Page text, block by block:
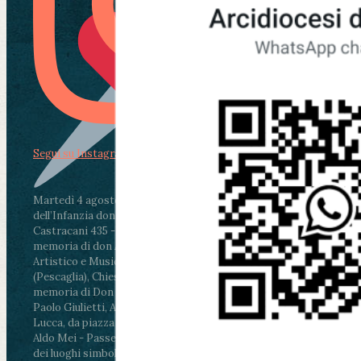
Martedì 4 agosto2026
ore 11:30 - Lucca, Scuola
dell’Infanzia don Aldo Mei - Viale Castruccio
Castracani 435 - Inaugurazione murales in
memoria di don Aldo Mei curato dal Liceo
Artistico e Musicale “Passaglia”
ore 18 - Fiano
(Pescaglia), Chiesa parrocchiale - Messa in
memoria di Don Aldo Mei celebrata da mons.
Paolo Giulietti, Arcivescovo di Lucca
ore 20.30 -
Lucca, da piazza San Michele al Cippo di don
Aldo Mei - Passeggiata della Memoria in alcuni
dei luoghi simbolo della città. Ritrovo alle ore
Segui su Instagram